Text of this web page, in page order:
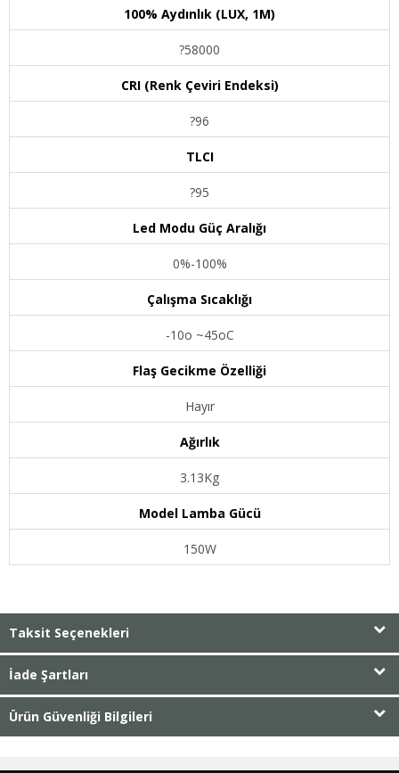
100% Aydınlık (LUX, 1M)
?58000
CRI (Renk Çeviri Endeksi)
?96
TLCI
?95
Led Modu Güç Aralığı
0%-100%
Çalışma Sıcaklığı
-10o ~45oC
Flaş Gecikme Özelliği
Hayır
Ağırlık
3.13Kg
Model Lamba Gücü
150W
Taksit Seçenekleri
İade Şartları
Ürün Güvenliği Bilgileri